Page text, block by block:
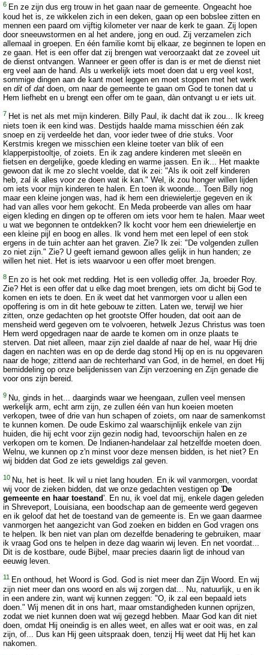
6 En ze zijn dus erg trouw in het gaan naar de gemeente. Ongeacht hoe
koud het is, ze wikkelen zich in een deken, gaan op een bobslee zitten en
mennen een paard om vijftig kilometer ver naar de kerk te gaan. Zij lopen
door sneeuwstormen en al het andere, jong en oud. Zij verzamelen zich
allemaal in groepen. En één familie komt bij elkaar, ze beginnen te lopen en
ze gaan. Het is een offer dat zij brengen wat veroorzaakt dat ze zoveel uit
de dienst ontvangen. Wanneer er geen offer is dan is er met de dienst niet
erg veel aan de hand. Als u werkelijk iets moet doen dat u erg veel kost,
sommige dingen aan de kant moet leggen en moet stoppen met het werk
en dit of dat doen, om naar de gemeente te gaan om God te tonen dat u
Hem liefhebt en u brengt een offer om te gaan, dàn ontvangt u er iets uit.
7 Het is net als met mijn kinderen. Billy Paul, ik dacht dat ik zou... Ik kreeg
niets toen ik een kind was. Destijds haalde mama misschien één zak
snoep en zij verdeelde het dan, voor ieder twee of drie stuks. Voor
Kerstmis kregen we misschien een kleine toeter van blik of een
klapperpistooltje, of zoiets. En ik zag andere kinderen met sleeën en
fietsen en dergelijke, goede kleding en warme jassen. En ik... Het maakte
gewoon dat ik me zo slecht voelde, dat ik zei: "Als ik ooit zelf kinderen
heb, zal ik alles voor ze doen wat ik kan." Wel, ik zou honger willen lijden
om iets voor mijn kinderen te halen. En toen ik woonde... Toen Billy nog
maar een kleine jongen was, had ik hem een driewielertje gegeven en ik
had van alles voor hem gekocht. En Meda probeerde van alles om haar
eigen kleding en dingen op te offeren om iets voor hem te halen. Maar weet
u wat we begonnen te ontdekken? Ik kocht voor hem een driewielertje en
een kleine pijl en boog en alles. Ik vond hem met een lepel of een stok
ergens in de tuin achter aan het graven. Zie? Ik zei: "De volgenden zullen
zo niet zijn." Zie? U geeft iemand gewoon alles gelijk in hun handen; ze
willen het niet. Het is iets waarvoor u een offer moet brengen.
8 En zo is het ook met redding. Het is een volledig offer. Ja, broeder Roy.
Zie? Het is een offer dat u elke dag moet brengen, iets om dicht bij God te
komen en iets te doen. En ik weet dat het vanmorgen voor u allen een
opoffering is om in dit hete gebouw te zitten. Laten we, terwijl we hier
zitten, onze gedachten op het grootste Offer houden, dat ooit aan de
mensheid werd gegeven om te volvoeren, hetwelk Jezus Christus was toen
Hem werd opgedragen naar de aarde te komen om in onze plaats te
sterven. Dat niet alleen, maar zijn ziel daalde af naar de hel, waar Hij drie
dagen en nachten was en op de derde dag stond Hij op en is nu opgevaren
naar de hoge; zittend aan de rechterhand van God, in de hemel, en doet Hij
bemiddeling op onze belijdenissen van Zijn verzoening en Zijn genade die
voor ons zijn bereid.
9 Nu, ginds in het... daarginds waar we heengaan, zullen veel mensen
werkelijk arm, echt arm zijn, ze zullen één van hun koeien moeten
verkopen, twee of drie van hun schapen of zoiets, om naar de samenkomst
te kunnen komen. De oude Eskimo zal waarschijnlijk enkele van zijn
huiden, die hij echt voor zijn gezin nodig had, tevoorschijn halen en ze
verkopen om te komen. De Indianen-handelaar zal hetzelfde moeten doen.
Welnu, we kunnen op z'n minst voor deze mensen bidden, is het niet? En
wij bidden dat God ze iets geweldigs zal geven.
10 Nu, het is heet. Ik wil u niet lang houden. En ik wil vanmorgen, voordat
wij voor de zieken bidden, dat we onze gedachten vestigen op 'De
gemeente en haar toestand'. En nu, ik voel dat mij, enkele dagen geleden
in Shreveport, Louisiana, een boodschap aan de gemeente werd gegeven
en ik geloof dat het de toestand van de gemeente is. En we gaan daarmee
vanmorgen het aangezicht van God zoeken en bidden en God vragen ons
te helpen. Ik ben niet van plan om dezelfde benadering te gebruiken, maar
ik vraag God ons te helpen in deze dag waarin wij leven. En net voordat...
Dit is de kostbare, oude Bijbel, maar precies daarin ligt de inhoud van
eeuwig leven.
11
En onthoud, het Woord is God. God is niet meer dan Zijn Woord. En wij
zijn niet meer dan ons woord en als wij zorgen dat... Nu, natuurlijk, u en ik
in een andere zin, want wij kunnen zeggen: "O, ik zal een bepaald iets
doen." Wij menen dit in ons hart, maar omstandigheden kunnen oprijzen,
zodat we niet kunnen doen wat wij gezegd hebben. Maar God kan dit niet
doen, omdat Hij oneindig is en alles weet, en alles wat er ooit was, en zal
zijn, of... Dus kan Hij geen uitspraak doen, tenzij Hij weet dat Hij het kan
nakomen.